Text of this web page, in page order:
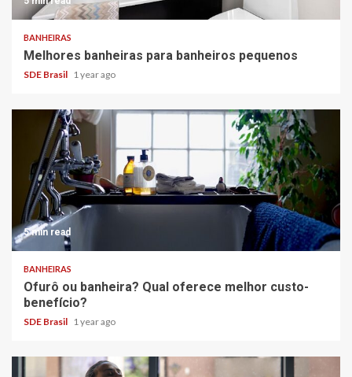
BANHEIRAS
Melhores banheiras para banheiros pequenos
SDE Brasil 1 year ago
5 min read
BANHEIRAS
Ofurô ou banheira? Qual oferece melhor custo-
benefício?
SDE Brasil 1 year ago